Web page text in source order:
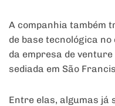
A companhia também
de base tecnológica
da empresa de
sediada em São
Entre elas, algumas já